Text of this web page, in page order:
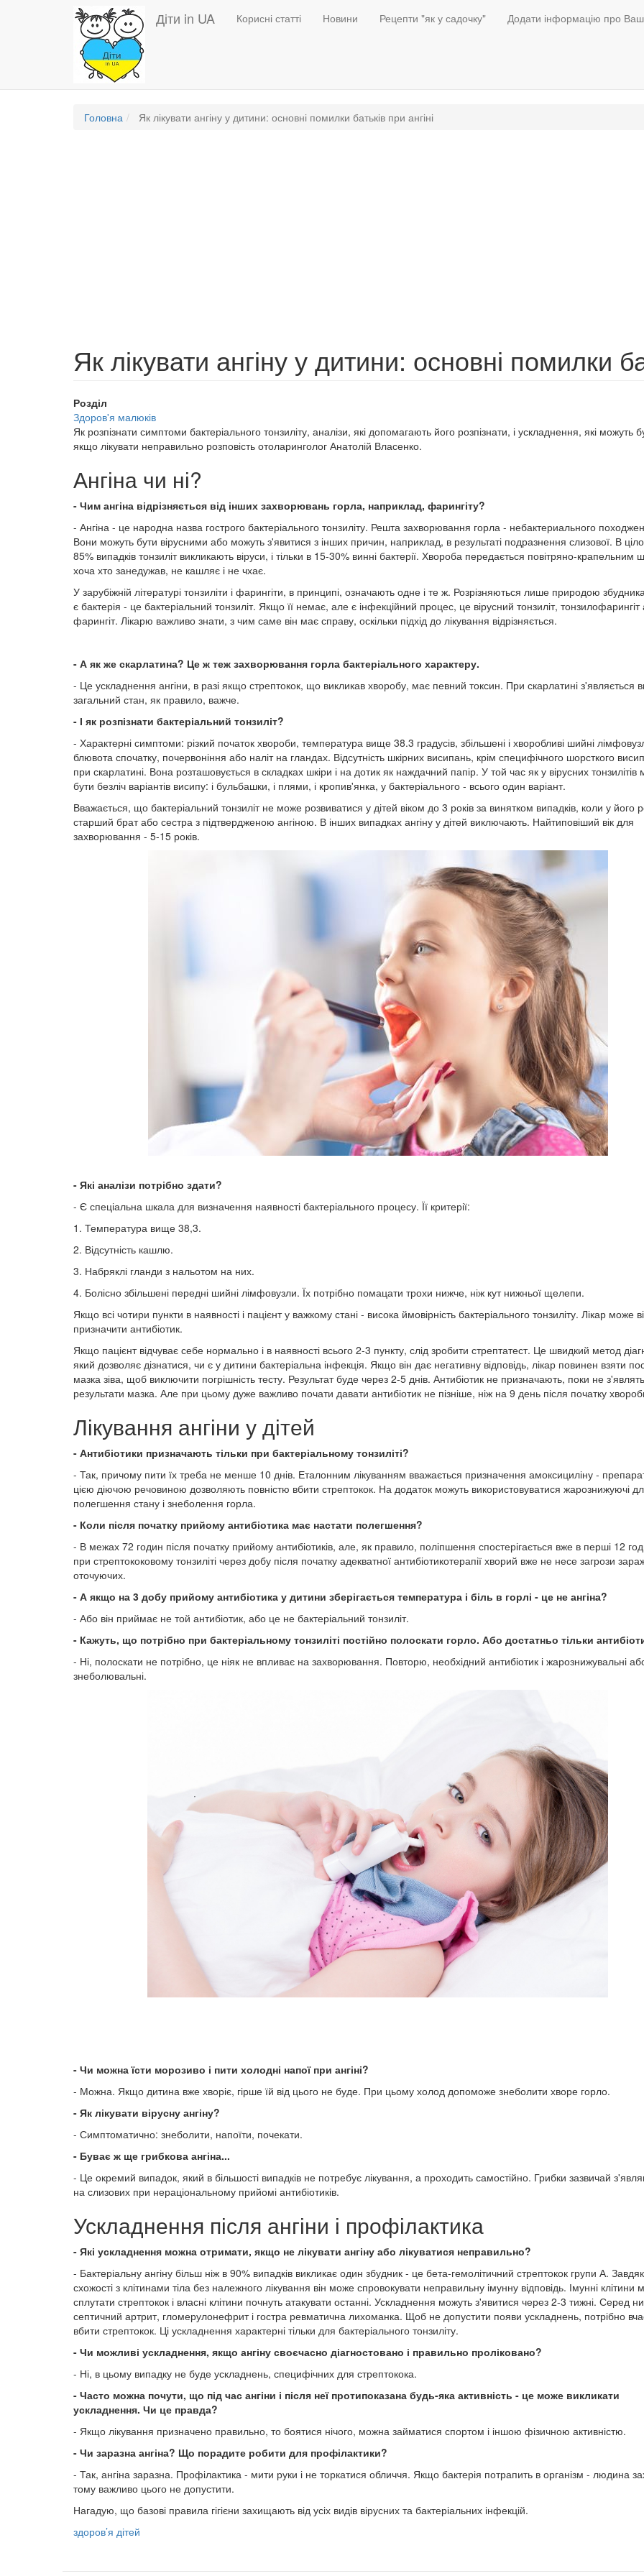
Діти in UA
Основная
навигация
Корисні статті Новини Рецепти "як у садочку" Додати інформацію про
Головна Як лікувати ангіну у дитини: основні помилки батьків при ангіні
Як лікувати ангіну у дитини: основні помилки
Розділ
Здоров'я малюків
Як розпізнати симптоми бактеріального тонзиліту, аналізи, які допомагають його розпізнати, і ускладнення, які можуть
якщо лікувати неправильно розповість отоларинголог Анатолій Власенко.
Ангіна чи ні?
- Чим ангіна відрізняється від інших захворювань горла, наприклад, фарингіту?
- Ангіна - це народна назва гострого бактеріального тонзиліту. Решта захворювання горла - небактериального
Вони можуть бути вірусними або можуть з'явитися з інших причин, наприклад, в результаті подразнення слизової. В
85% випадків тонзиліт викликають віруси, і тільки в 15-30% винні бактерії. Хвороба передається повітряно-крапельним
хоча хто занедужав, не кашляє і не чхає.
У зарубіжній літературі тонзиліти і фарингіти, в принципі, означають одне і те ж. Розрізняються лише природою
є бактерія - це бактеріальний тонзиліт. Якщо її немає, але є інфекційний процес, це вірусний тонзиліт, тонзилофарингіт
фарингіт. Лікарю важливо знати, з чим саме він має справу, оскільки підхід до лікування відрізняється.
- А як же скарлатина? Це ж теж захворювання горла бактеріального характеру.
- Це ускладнення ангіни, в разі якщо стрептокок, що викликав хворобу, має певний токсин. При скарлатині з'являється
загальний стан, як правило, важче.
- І як розпізнати бактеріальний тонзиліт?
- Характерні симптоми: різкий початок хвороби, температура вище 38.3 градусів, збільшені і хворобливі шийні
блювота спочатку, почервоніння або наліт на гландах. Відсутність шкірних висипань, крім специфічного шорсткого
при скарлатині. Вона розташовується в складках шкіри і на дотик як наждачний папір. У той час як у вірусних тонзилітів
бути безліч варіантів висипу: і бульбашки, і плями, і кропив'янка, у бактеріального - всього один варіант.
Вважається, що бактеріальний тонзиліт не може розвиватися у дітей віком до 3 років за винятком випадків, коли у його
старший брат або сестра з підтвердженою ангіною. В інших випадках ангіну у дітей виключають. Найтиповіший вік для
захворювання - 5-15 років.
- Які аналізи потрібно здати?
- Є спеціальна шкала для визначення наявності бактеріального процесу. Її критерії:
1. Температура вище 38,3.
2. Відсутність кашлю.
3. Набряклі гланди з нальотом на них.
4. Болісно збільшені передні шийні лімфовузли. Їх потрібно помацати трохи нижче, ніж кут нижньої щелепи.
Якщо всі чотири пункти в наявності і пацієнт у важкому стані - висока ймовірність бактеріального тонзиліту. Лікар може
призначити антибіотик.
Якщо пацієнт відчуває себе нормально і в наявності всього 2-3 пункту, слід зробити стрептатест. Це швидкий метод
який дозволяє дізнатися, чи є у дитини бактеріальна інфекція. Якщо він дає негативну відповідь, лікар повинен взяти
мазка зіва, щоб виключити погрішність тесту. Результат буде через 2-5 днів. Антибіотик не призначають, поки не
результати мазка. Але при цьому дуже важливо почати давати антибіотик не пізніше, ніж на 9 день після початку
Лікування ангіни у дітей
- Антибіотики призначають тільки при бактеріальному тонзиліті?
- Так, причому пити їх треба не менше 10 днів. Еталонним лікуванням вважається призначення амоксициліну -
цією діючою речовиною дозволяють повністю вбити стрептокок. На додаток можуть використовуватися жарознижуючі
полегшення стану і знеболення горла.
- Коли після початку прийому антибіотика має настати полегшення?
- В межах 72 годин після початку прийому антибіотиків, але, як правило, поліпшення спостерігається вже в перші 12
при стрептококовому тонзиліті через добу після початку адекватної антибіотикотерапії хворий вже не несе загрози
оточуючих.
- А якщо на 3 добу прийому антибіотика у дитини зберігається температура і біль в горлі - це не ангіна?
- Або він приймає не той антибіотик, або це не бактеріальний тонзиліт.
- Кажуть, що потрібно при бактеріальному тонзиліті постійно полоскати горло. Або достатньо тільки
- Ні, полоскати не потрібно, це ніяк не впливає на захворювання. Повторю, необхідний антибіотик і жарознижувальні
знеболювальні.
- Чи можна їсти морозиво і пити холодні напої при ангіні?
- Можна. Якщо дитина вже хворіє, гірше їй від цього не буде. При цьому холод допоможе знеболити хворе горло.
- Як лікувати вірусну ангіну?
- Симптоматично: знеболити, напоїти, почекати.
- Буває ж ще грибкова ангіна...
- Це окремий випадок, який в більшості випадків не потребує лікування, а проходить самостійно. Грибки зазвичай
на слизових при нераціональному прийомі антибіотиків.
Ускладнення після ангіни і профілактика
- Які ускладнення можна отримати, якщо не лікувати ангіну або лікуватися неправильно?
- Бактеріальну ангіну більш ніж в 90% випадків викликає один збудник - це бета-гемолітичний стрептокок групи А.
схожості з клітинами тіла без належного лікування він може спровокувати неправильну імунну відповідь. Імунні клітини
сплутати стрептокок і власні клітини почнуть атакувати останні. Ускладнення можуть з'явитися через 2-3 тижні. Серед
септичний артрит, гломерулонефрит і гостра ревматична лихоманка. Щоб не допустити появи ускладнень, потрібно
вбити стрептокок. Ці ускладнення характерні тільки для бактеріального тонзиліту.
- Чи можливі ускладнення, якщо ангіну своєчасно діагностовано і правильно проліковано?
- Ні, в цьому випадку не буде ускладнень, специфічних для стрептокока.
- Часто можна почути, що під час ангіни і після неї протипоказана будь-яка активність - це може викликати
ускладнення. Чи це правда?
- Якщо лікування призначено правильно, то боятися нічого, можна займатися спортом і іншою фізичною активністю.
- Чи заразна ангіна? Що порадите робити для профілактики?
- Так, ангіна заразна. Профілактика - мити руки і не торкатися обличчя. Якщо бактерія потрапить в організм - людина
тому важливо цього не допустити.
Нагадую, що базові правила гігієни захищають від усіх видів вірусних та бактеріальних інфекцій.
здоров’я дітей